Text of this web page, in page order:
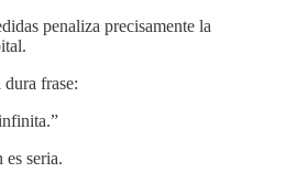
penaliza precisamente la
frase:
seria.